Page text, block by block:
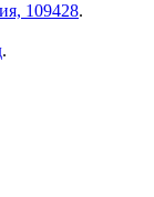
109428.
.